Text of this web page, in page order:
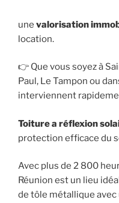
une valorisation
location.
👉 Que vous soyez à
Paul, Le Tampon ou
interviennent
Toiture a réflexion
protection efficace du
Avec plus de 2 800
Réunion est un lieu
de tôle métallique